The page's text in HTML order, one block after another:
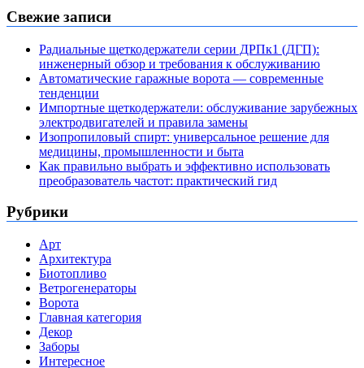
Свежие записи
Радиальные щеткодержатели серии ДРПк1 (ДГП):
инженерный обзор и требования к обслуживанию
Автоматические гаражные ворота — современные
тенденции
Импортные щеткодержатели: обслуживание зарубежных
электродвигателей и правила замены
Изопропиловый спирт: универсальное решение для
медицины, промышленности и быта
Как правильно выбрать и эффективно использовать
преобразователь частот: практический гид
Рубрики
Арт
Архитектура
Биотопливо
Ветрогенераторы
Ворота
Главная категория
Декор
Заборы
Интересное